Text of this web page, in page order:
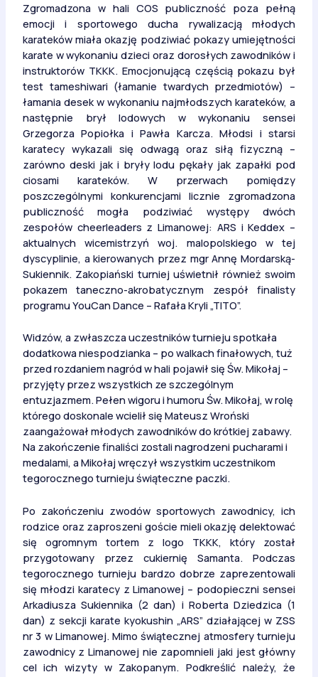
Zgromadzona w hali COS publiczność poza pełną
emocji i sportowego ducha rywalizacją młodych
karateków miała okazję podziwiać pokazy umiejętności
karate w wykonaniu dzieci oraz dorosłych zawodników i
instruktorów TKKK. Emocjonującą częścią pokazu był
test tameshiwari (łamanie twardych przedmiotów) –
łamania desek w wykonaniu najmłodszych karateków, a
następnie brył lodowych w wykonaniu sensei
Grzegorza Popiołka i Pawła Karcza. Młodsi i starsi
karatecy wykazali się odwagą oraz siłą fizyczną –
zarówno deski jak i bryły lodu pękały jak zapałki pod
ciosami karateków. W przerwach pomiędzy
poszczególnymi konkurencjami licznie zgromadzona
publiczność mogła podziwiać występy dwóch
zespołów cheerleaders z Limanowej: ARS i Keddex –
aktualnych wicemistrzyń woj. malopolskiego w tej
dyscyplinie, a kierowanych przez mgr Annę Mordarską-
Sukiennik. Zakopiański turniej uświetnił również swoim
pokazem taneczno-akrobatycznym zespół finalisty
programu YouCan Dance – Rafała Kryli „TITO”.
Widzów, a zwłaszcza uczestników turnieju spotkała
dodatkowa niespodzianka – po walkach finałowych, tuż
przed rozdaniem nagród w hali pojawił się Św. Mikołaj –
przyjęty przez wszystkich ze szczególnym
entuzjazmem. Pełen wigoru i humoru Św. Mikołaj, w rolę
którego doskonale wcielił się Mateusz Wroński
zaangażował młodych zawodników do krótkiej zabawy.
Na zakończenie finaliści zostali nagrodzeni pucharami i
medalami, a Mikołaj wręczył wszystkim uczestnikom
tegorocznego turnieju świąteczne paczki.
Po zakończeniu zwodów sportowych zawodnicy, ich
rodzice oraz zaproszeni goście mieli okazję delektować
się ogromnym tortem z logo TKKK, który został
przygotowany przez cukiernię Samanta. Podczas
tegorocznego turnieju bardzo dobrze zaprezentowali
się młodzi karatecy z Limanowej – podopieczni sensei
Arkadiusza Sukiennika (2 dan) i Roberta Dziedzica (1
dan) z sekcji karate kyokushin „ARS” działającej w ZSS
nr 3 w Limanowej. Mimo świątecznej atmosfery turnieju
zawodnicy z Limanowej nie zapomnieli jaki jest główny
cel ich wizyty w Zakopanym. Podkreślić należy, że